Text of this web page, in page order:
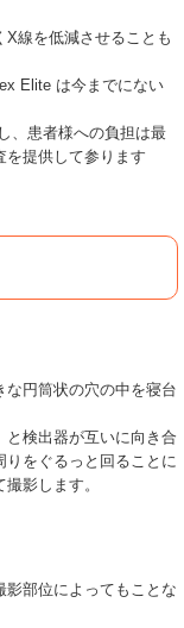
線を低減させることも
Elite は今までにない
、患者様への負担は最
を提供して参ります
な円筒状の穴の中を寝台
と検出器が互いに向き合
りをぐるっと回ることに
影します。
部位によってもことな